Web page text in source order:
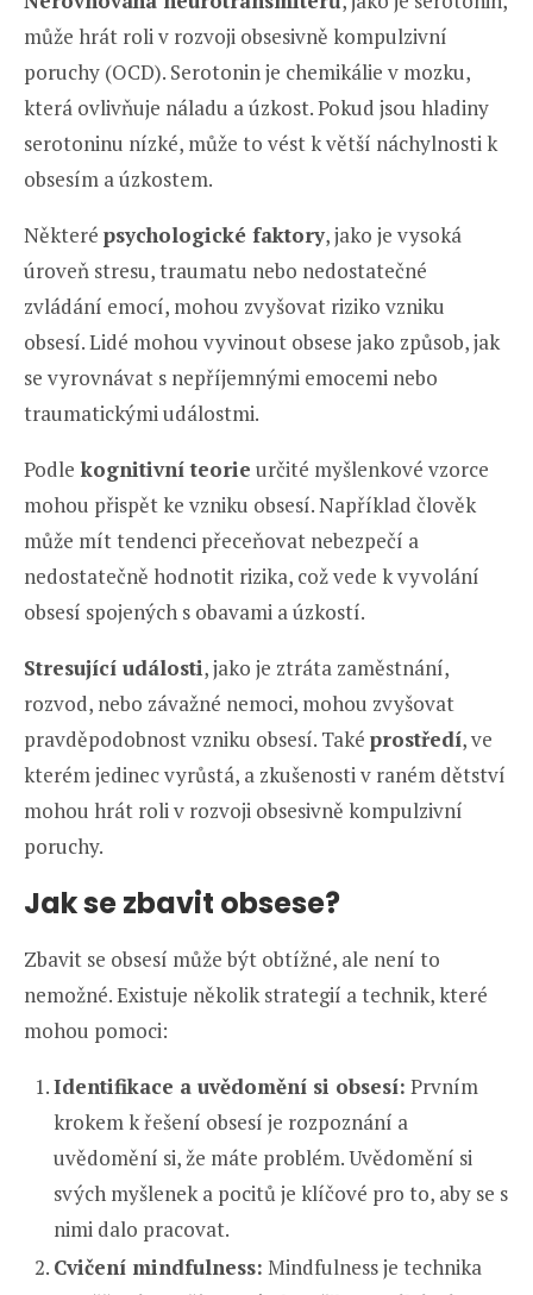
může hrát roli v rozvoji obsesivně kompulzivní
poruchy (OCD). Serotonin je chemikálie v mozku,
která ovlivňuje náladu a úzkost. Pokud jsou hladiny
serotoninu nízké, může to vést k větší náchylnosti k
obsesím a úzkostem.
Některé psychologické faktory, jako je vysoká
úroveň stresu, traumatu nebo nedostatečné
zvládání emocí, mohou zvyšovat riziko vzniku
obsesí. Lidé mohou vyvinout obsese jako způsob, jak
se vyrovnávat s nepříjemnými emocemi nebo
traumatickými událostmi.
Podle kognitivní teorie určité myšlenkové vzorce
mohou přispět ke vzniku obsesí. Například člověk
může mít tendenci přeceňovat nebezpečí a
nedostatečně hodnotit rizika, což vede k vyvolání
obsesí spojených s obavami a úzkostí.
Stresující události, jako je ztráta zaměstnání,
rozvod, nebo závažné nemoci, mohou zvyšovat
pravděpodobnost vzniku obsesí. Také prostředí, ve
kterém jedinec vyrůstá, a zkušenosti v raném dětství
mohou hrát roli v rozvoji obsesivně kompulzivní
poruchy.
Jak se zbavit obsese?
Zbavit se obsesí může být obtížné, ale není to
nemožné. Existuje několik strategií a technik, které
mohou pomoci:
Identifikace a uvědomění si obsesí: Prvním
krokem k řešení obsesí je rozpoznání a
uvědomění si, že máte problém. Uvědomění si
svých myšlenek a pocitů je klíčové pro to, aby se s
nimi dalo pracovat.
Cvičení mindfulness: Mindfulness je technika